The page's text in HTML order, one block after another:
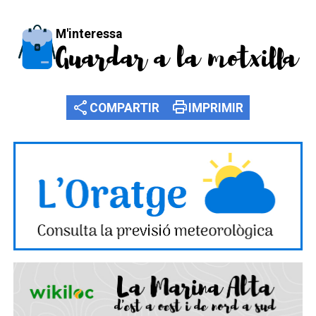
M'interessa
Guardar a la motxilla
share COMPARTIR printIMPRIMIR